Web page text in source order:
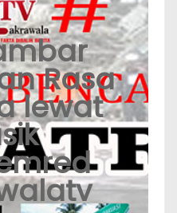
Rasa
lewat